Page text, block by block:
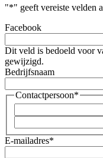
"*" geeft vereiste velden
Facebook
Dit veld is bedoeld voor
gewijzigd.
Bedrijfsnaam
Contactpersoon*
E-mailadres*